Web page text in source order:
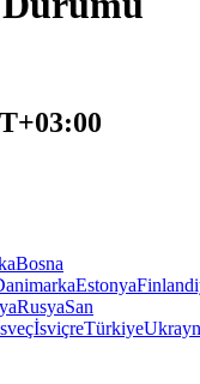
Bosna
Estonya
RusyaSan
İsviçreTürkiye